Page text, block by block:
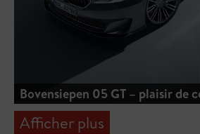
Bovensiepen 05 GT – plaisir de
Afficher plus